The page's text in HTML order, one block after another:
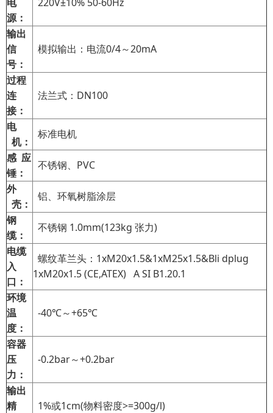
源：
输出
信
号：
模拟输出：电流0/4～20mA
过程
连
接：
法兰式：DN100
电
机：
标准电机
感 应
锤：
不锈钢、PVC
外
壳：
铝、环氧树脂涂层
钢
缆：
不锈钢 1.0mm(123kg 张力)
电缆
入
口：
螺纹革兰头：1xM20x1.5&1xM25x1.5&Bli dplug
1xM20x1.5 (CE,ATEX) A SI B1.20.1
环境
温
度：
-40℃～+65℃
容器
压
力：
-0.2bar～+0.2bar
输出
精
1%或1cm(物料密度>=300g/l)